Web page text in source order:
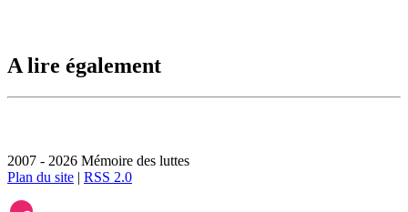
A lire également
2007 - 2026 Mémoire des luttes
Plan du site | RSS 2.0